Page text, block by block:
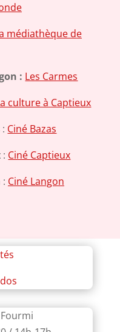
médiathèque de
: Les Carmes
culture à Captieux
: Ciné Bazas
: Ciné Captieux
: Ciné Langon